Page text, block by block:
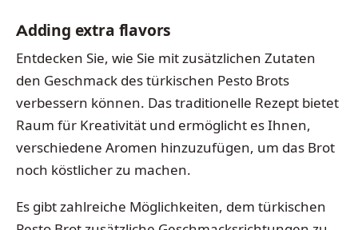
Adding extra flavors
Entdecken Sie, wie Sie mit zusätzlichen Zutaten
den Geschmack des türkischen Pesto Brots
verbessern können. Das traditionelle Rezept bietet
Raum für Kreativität und ermöglicht es Ihnen,
verschiedene Aromen hinzuzufügen, um das Brot
noch köstlicher zu machen.
Es gibt zahlreiche Möglichkeiten, dem türkischen